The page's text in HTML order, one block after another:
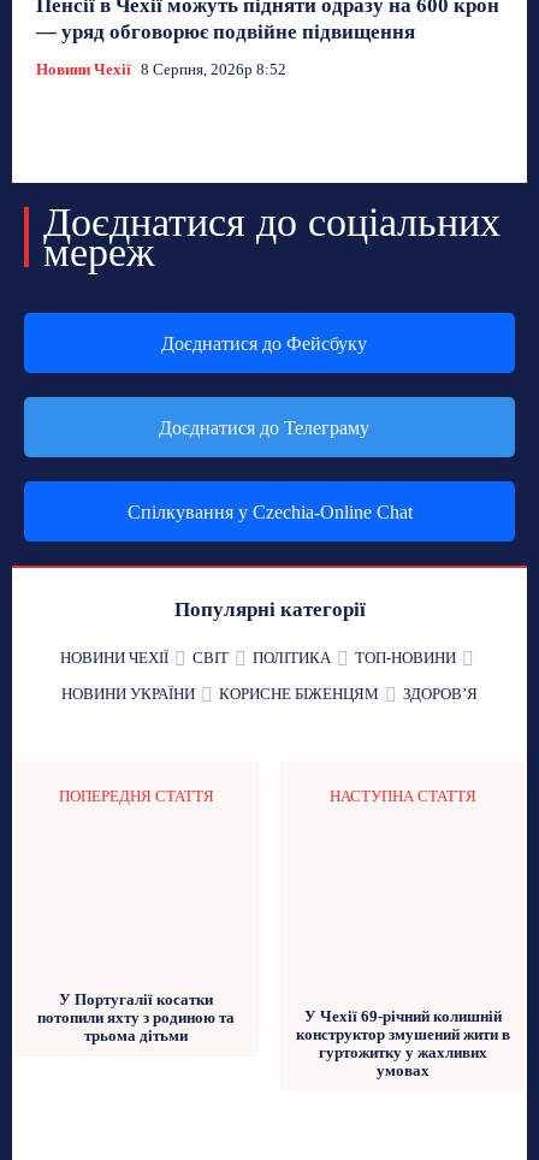
Пенсії в Чехії можуть підняти одразу на 600 крон
— уряд обговорює подвійне підвищення
Новини Чехії 8 Серпня, 2026р 8:52
Доєднатися до соціальних
мереж
Доєднатися до Фейсбуку
Доєднатися до Телеграму
Спілкування у Czechia-Online Chat
Популярні категорії
НОВИНИ ЧЕХІЇ СВІТ ПОЛІТИКА
ТОП-НОВИНИ
НОВИНИ УКРАЇНИ
КОРИСНЕ БІЖЕНЦЯМ ЗДОРОВʼЯ
ПОПЕРЕДНЯ СТАТТЯ
У Португалії косатки
потопили яхту з родиною та
трьома дітьми
НАСТУПНА СТАТТЯ
У Чехії 69-річний колишній
конструктор змушений жити в
гуртожитку у жахливих
умовах